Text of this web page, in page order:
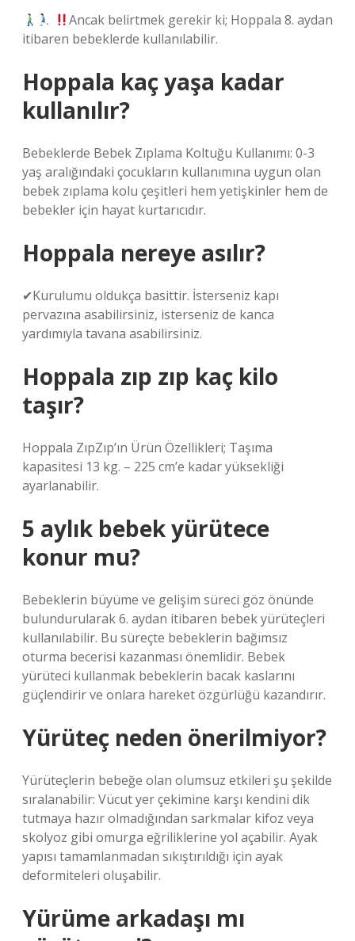
Ancak belirtmek gerekir ki; Hoppala 8. aydan
itibaren bebeklerde kullanılabilir.
Hoppala kaç yaşa kadar
kullanılır?
Bebeklerde Bebek Zıplama Koltuğu Kullanımı: 0-3
yaş aralığındaki çocukların kullanımına uygun olan
bebek zıplama kolu çeşitleri hem yetişkinler hem de
bebekler için hayat kurtarıcıdır.
Hoppala nereye asılır?
✔Kurulumu oldukça basittir. İsterseniz kapı
pervazına asabilirsiniz, isterseniz de kanca
yardımıyla tavana asabilirsiniz.
Hoppala zıp zıp kaç kilo
taşır?
Hoppala ZıpZıp’ın Ürün Özellikleri; Taşıma
kapasitesi 13 kg. – 225 cm’e kadar yüksekliği
ayarlanabilir.
5 aylık bebek yürütece
konur mu?
Bebeklerin büyüme ve gelişim süreci göz önünde
bulundurularak 6. aydan itibaren bebek yürüteçleri
kullanılabilir. Bu süreçte bebeklerin bağımsız
oturma becerisi kazanması önemlidir. Bebek
yürüteci kullanmak bebeklerin bacak kaslarını
güçlendirir ve onlara hareket özgürlüğü kazandırır.
Yürüteç neden önerilmiyor?
Yürüteçlerin bebeğe olan olumsuz etkileri şu şekilde
sıralanabilir: Vücut yer çekimine karşı kendini dik
tutmaya hazır olmadığından sarkmalar kifoz veya
skolyoz gibi omurga eğriliklerine yol açabilir. Ayak
yapısı tamamlanmadan sıkıştırıldığı için ayak
deformiteleri oluşabilir.
Yürüme arkadaşı mı